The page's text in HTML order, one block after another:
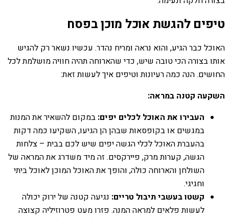
טיפים להגשת אוכל מוכן בפסח
האוכל כבר הגיע, והוא נראה ומריח נהדר. עכשיו נשאר רק להגיש
אותו בצורה הכי טובה שיש, כדי שהארוחה תהיה חוויה מושלמת לכל
החושים. הנה כמה רעיונות וטיפים איך לעשות זאת:
השקעה קטנה במראה:
העבירו את האוכל לכלים יפים: במקום להשאיר את המנות
במגשים או בקופסאות שבהן הן הגיעו, השקיעו כמה דקות
בהעברת האוכל לכלי הגשה יפים שיש לכם בבית – צלחות
הגשה, קערות מרק, פיירקסים. זה מיד משדרג את המראה של
השולחן והארוחה כולה, והופך את האוכל המוכן לאוכל ביתי
וחגיגי.
קשטו בעשבי תיבול טריים: נגיעה קטנה של ירוק יכולה
לעשות פלאים למראה המנה. פזרו מעט פטרוזיליה קצוצה